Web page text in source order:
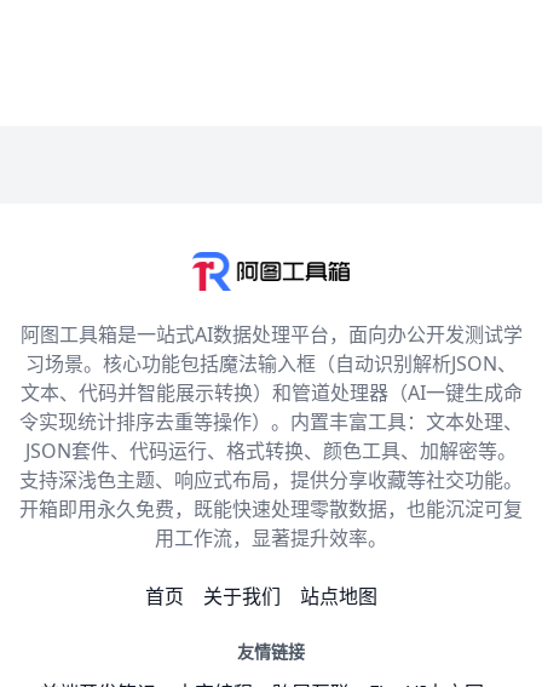
阿图工具箱是一站式AI数据处理平台，面向办公开发测试学
习场景。核心功能包括魔法输入框（自动识别解析JSON、
文本、代码并智能展示转换）和管道处理器（AI一键生成命
令实现统计排序去重等操作）。内置丰富工具：文本处理、
JSON套件、代码运行、格式转换、颜色工具、加解密等。
支持深浅色主题、响应式布局，提供分享收藏等社交功能。
开箱即用永久免费，既能快速处理零散数据，也能沉淀可复
用工作流，显著提升效率。
首页 关于我们 站点地图
友情链接